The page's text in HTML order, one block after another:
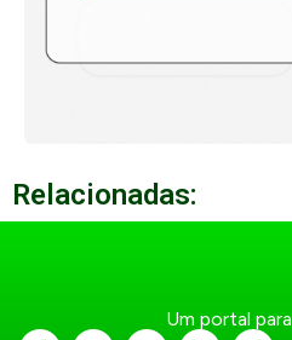
Relacionadas:
Um portal